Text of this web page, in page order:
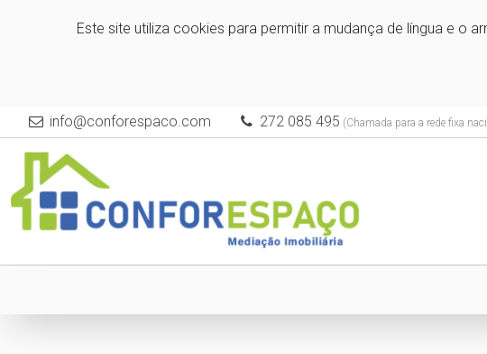
Este site utiliza cookies para permitir a mudança de língua e o
info@conforespaco.com 272 085 495 (Chamada para a rede fixa